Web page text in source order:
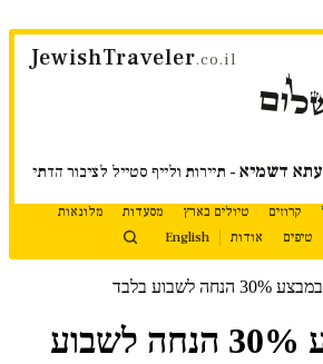
JewishTraveler.co.il
דשמיא - תיירות ולייף סטייל לציבור הדתי
קרוזים טיולים בארץ מסעדות
מלונאות
טיפים אודות English
MSC במבצע 30% הנחה לשבוע